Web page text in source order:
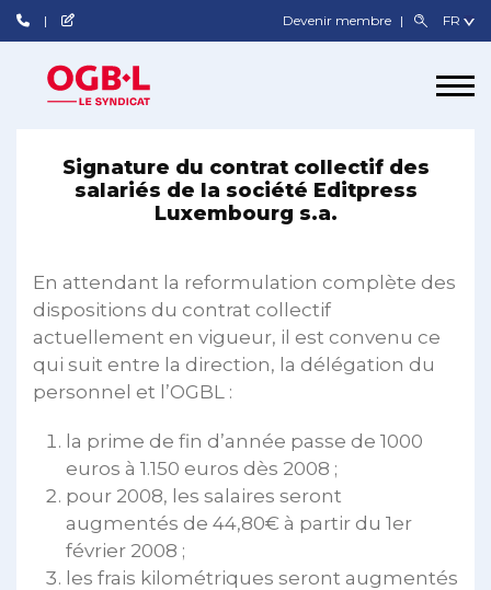
Devenir membre
Signature du contrat collectif des
salariés de la société Editpress
Luxembourg s.a.
En attendant la reformulation complète des
dispositions du contrat collectif
actuellement en vigueur, il est convenu ce
qui suit entre la direction, la délégation du
personnel et l’OGBL :
la prime de fin d’année passe de 1000
euros à 1.150 euros dès 2008 ;
pour 2008, les salaires seront
augmentés de 44,80€ à partir du 1er
février 2008 ;
les frais kilométriques seront augmentés